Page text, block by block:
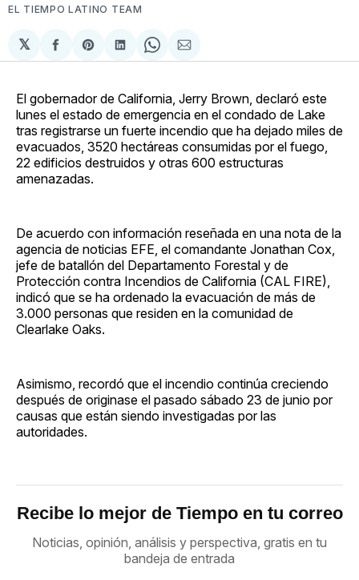
EL TIEMPO LATINO TEAM
𝕏
Compartir
en
Share
on
Compartir
en
Share
on
Compartir
via
El gobernador de California, Jerry Brown, declaró este
lunes el estado de emergencia en el condado de Lake
tras registrarse un fuerte incendio que ha dejado miles de
evacuados, 3520 hectáreas consumidas por el fuego,
22 edificios destruidos y otras 600 estructuras
amenazadas.
De acuerdo con información reseñada en una nota de la
agencia de noticias EFE, el comandante Jonathan Cox,
jefe de batallón del Departamento Forestal y de
Protección contra Incendios de California (CAL FIRE),
indicó que se ha ordenado la evacuación de más de
3.000 personas que residen en la comunidad de
Clearlake Oaks.
Asimismo, recordó que el incendio continúa creciendo
después de originase el pasado sábado 23 de junio por
causas que están siendo investigadas por las
autoridades.
Recibe lo mejor de Tiempo en tu correo
Noticias, opinión, análisis y perspectiva, gratis en tu
bandeja de entrada